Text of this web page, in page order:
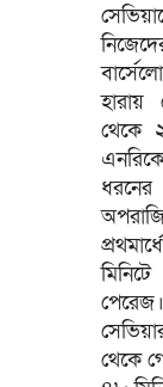
হারায়
থেকে
ধরনের
থেকে